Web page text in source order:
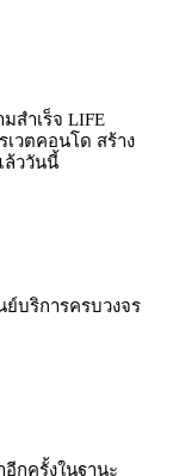
สำเร็จ LIFE
เวตคอนโด สร้าง
ล้ววันนี้
ย์บริการครบวงจร
อีกครั้งในฐานะ